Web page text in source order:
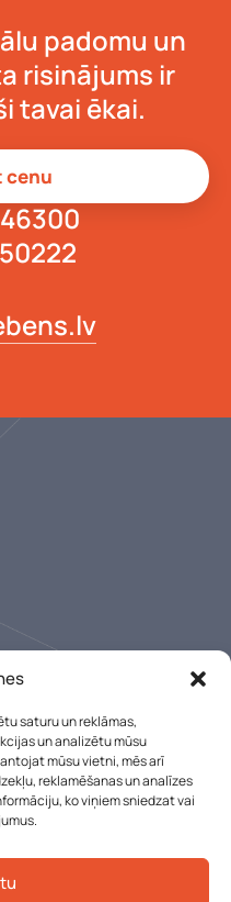
saturu un reklāmas,
un analizētu mūsu
mūsu vietni, mēs arī
reklamēšanas un analīzes
ko viņiem sniedzat vai
padomu un
risinājums ir
tavai ēkai.
cenu